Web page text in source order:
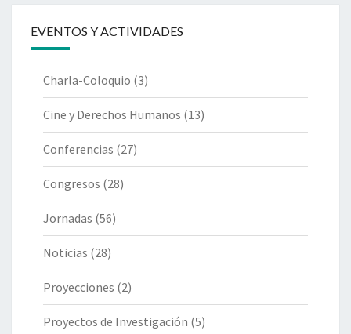
EVENTOS Y ACTIVIDADES
Charla-Coloquio (3)
Cine y Derechos Humanos (13)
Conferencias (27)
Congresos (28)
Jornadas (56)
Noticias (28)
Proyecciones (2)
Proyectos de Investigación (5)